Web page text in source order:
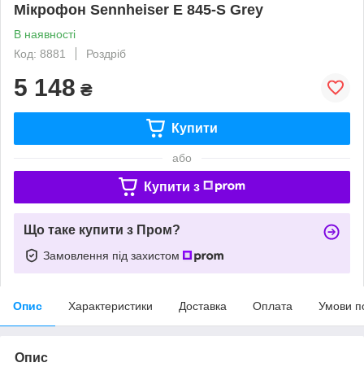
Мікрофон Sennheiser E 845-S Grey
В наявності
Код: 8881
Роздріб
5 148 ₴
Купити
або
Купити з
Що таке купити з Пром?
Замовлення під захистом
Опис Характеристики Доставка Оплата Умови
Опис